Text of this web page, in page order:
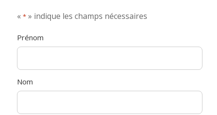
« * » indique les champs nécessaires
Prénom
Nom*
Prénom
Nom